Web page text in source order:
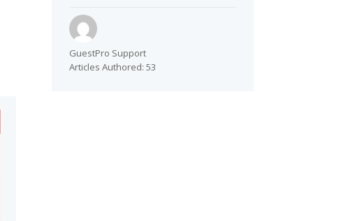
GuestPro Support
Articles Authored: 53